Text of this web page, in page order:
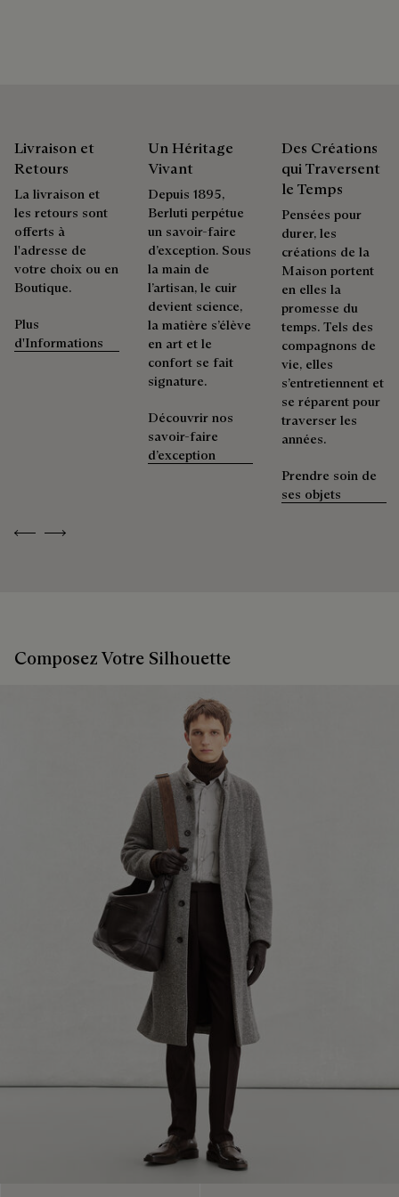
l'environnement, sans plastique vierge d'origine fossile,
conçus à partir de matériaux durables et recyclés.
Découvrez nos engagements
Previous
Next
Livraison et
Retours
La livraison et
les retours sont
offerts à
l'adresse de
votre choix ou en
Boutique.
Plus
d'Informations
Un Héritage
Vivant
Depuis 1895,
Berluti perpétue
un savoir-faire
d’exception. Sous
la main de
l’artisan, le cuir
devient science,
la matière s’élève
en art et le
confort se fait
signature.
Découvrir nos
savoir-faire
d’exception
Des Créations
qui Traversent
le Temps
Pensées pour
durer, les
créations de la
Maison portent
en elles la
promesse du
temps. Tels des
compagnons de
vie, elles
s’entretiennent et
se réparent pour
traverser les
années.
Prendre soin de
ses objets
Composez Votre Silhouette